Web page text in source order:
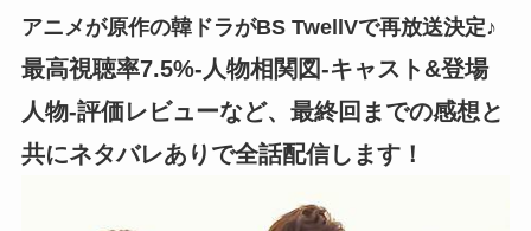
アニメが原作の韓ドラがBS TwellVで再放送決定♪
最高視聴率7.5%-人物相関図-キャスト&登場
人物-評価レビューなど、最終回までの感想と
共にネタバレありで全話配信します！